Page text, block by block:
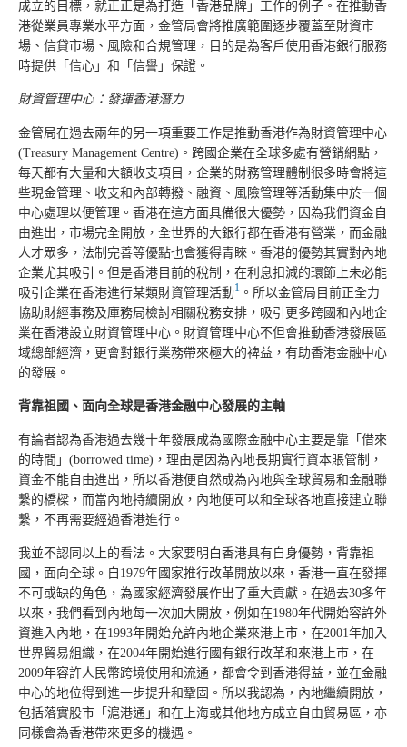
成立的目標，就正正是為打造「香港品牌」工作的例子。在推動香
港從業員專業水平方面，金管局會將推廣範圍逐步覆蓋至財資市
場、信貸市場、風險和合規管理，目的是為客戶使用香港銀行服務
時提供「信心」和「信譽」保證。
財資管理中心：發揮香港潛力
金管局在過去兩年的另一項重要工作是推動香港作為財資管理中心
(Treasury Management Centre)。跨國企業在全球多處有營銷網點，
每天都有大量和大額收支項目，企業的財務管理體制很多時會將這
些現金管理、收支和內部轉撥、融資、風險管理等活動集中於一個
中心處理以便管理。香港在這方面具備很大優勢，因為我們資金自
由進出，市場完全開放，全世界的大銀行都在香港有營業，而金融
人才眾多，法制完善等優點也會獲得青睞。香港的優勢其實對內地
企業尤其吸引。但是香港目前的稅制，在利息扣減的環節上未必能
吸引企業在香港進行某類財資管理活動1 。所以金管局目前正全力
協助財經事務及庫務局檢討相關稅務安排，吸引更多跨國和內地企
業在香港設立財資管理中心。財資管理中心不但會推動香港發展區
域總部經濟，更會對銀行業務帶來極大的禆益，有助香港金融中心
的發展。
背靠祖國、面向全球是香港金融中心發展的主軸
有論者認為香港過去幾十年發展成為國際金融中心主要是靠「借來
的時間」(borrowed time)，理由是因為內地長期實行資本賬管制，
資金不能自由進出，所以香港便自然成為內地與全球貿易和金融聯
繫的橋樑，而當內地持續開放，內地便可以和全球各地直接建立聯
繫，不再需要經過香港進行。
我並不認同以上的看法。大家要明白香港具有自身優勢，背靠祖
國，面向全球。自1979年國家推行改革開放以來，香港一直在發揮
不可或缺的角色，為國家經濟發展作出了重大貢獻。在過去30多年
以來，我們看到內地每一次加大開放，例如在1980年代開始容許外
資進入內地，在1993年開始允許內地企業來港上市，在2001年加入
世界貿易組織，在2004年開始進行國有銀行改革和來港上市，在
2009年容許人民幣跨境使用和流通，都會令到香港得益，並在金融
中心的地位得到進一步提升和鞏固。所以我認為，內地繼續開放，
包括落實股市「滬港通」和在上海或其他地方成立自由貿易區，亦
同樣會為香港帶來更多的機遇。